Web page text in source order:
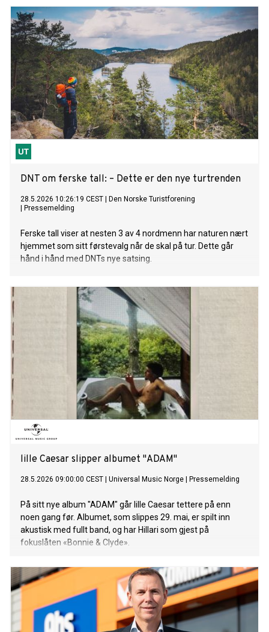
DNT om ferske tall: – Dette er den nye turtrenden
28.5.2026 10:26:19 CEST
Den Norske Turistforening
Pressemelding
Ferske tall viser at nesten 3 av 4 nordmenn har naturen nært
hjemmet som sitt førstevalg når de skal på tur. Dette går
hånd i hånd med DNTs nye satsing.
lille Caesar slipper albumet "ADAM"
28.5.2026 09:00:00 CEST Universal Music Norge Pressemelding
På sitt nye album "ADAM" går lille Caesar tettere på enn
noen gang før. Albumet, som slippes 29. mai, er spilt inn
akustisk med fullt band, og har Hillari som gjest på
fokuslåten «Bonnie & Clyde».